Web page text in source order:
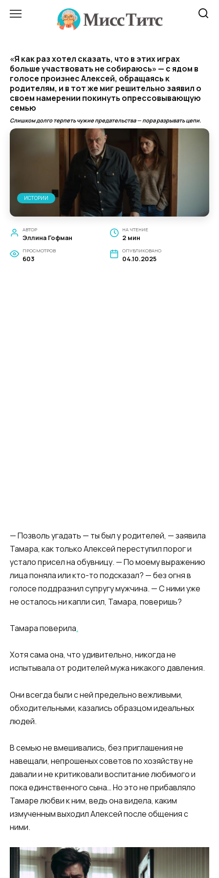
«Я как раз хотел сказать, что в этих играх
больше участвовать не собираюсь» — с ядом в
голосе произнес Алексей, обращаясь к
родителям, и в тот же миг решительно заявил о
своем намерении покинуть опрессовывающую
семью
Слишком долго терпеть чужие предательства — пора разрывать цепи.
ИСТОРИИ
АВТОР
Эллина Гофман
НА ЧТЕНИЕ
2 мин
ПРОСМОТРОВ
603
ОПУБЛИКОВАНО
04.10.2025
— Позволь угадать — ты был у родителей, — заявила
Тамара, как только Алексей переступил порог и
устало присел на обувницу. — По моему выражению
лица поняла или кто-то подсказал? — без огня в
голосе поддразнил супругу мужчина. — С ними уже
не осталось ни капли сил, Тамара, поверишь?
Тамара поверила.
Хотя сама она, что удивительно, никогда не
испытывала от родителей мужа никакого давления.
Они всегда были с ней предельно вежливыми,
обходительными, казались образцом идеальных
людей.
В семью не вмешивались, без приглашения не
навещали, непрошеных советов по хозяйству не
давали и не критиковали воспитание любимого и
пока единственного сына… Но это не прибавляло
Тамаре любви к ним, ведь она видела, каким
измученным выходил Алексей после общения с
ними.